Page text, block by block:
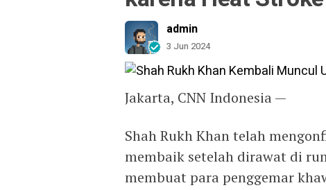
admin
3 Jun 2024
Jakarta, CNN Indonesia —
Shah Rukh Khan telah
membaik setelah dirawat di
membuat para penggemar